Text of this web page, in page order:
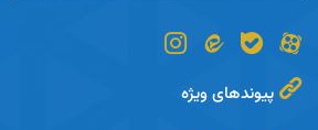
پیوندهای ویژه